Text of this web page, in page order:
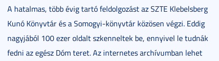
A hatalmas, több évig tartó feldolgozást az SZTE Klebelsberg
Kunó Könyvtár és a Somogyi-könyvtár közösen végzi. Eddig
nagyjából 100 ezer oldalt szkenneltek be, ennyivel le tudnák
fedni az egész Dóm teret. Az internetes archívumban lehet